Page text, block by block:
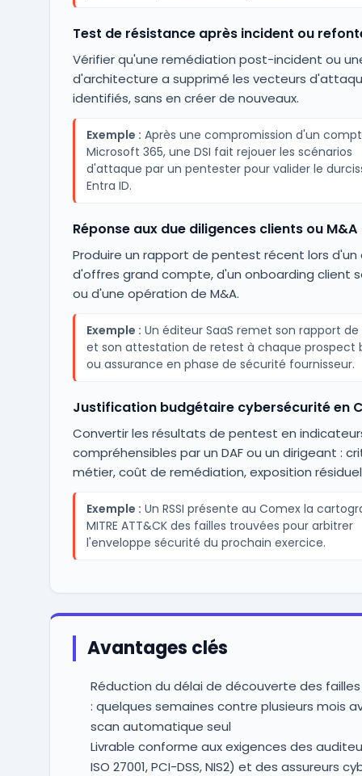
Test de résistance après incident ou
Vérifier qu'une remédiation post-incident ou
d'architecture a supprimé les vecteurs
identifiés, sans en créer de nouveaux.
Exemple : Après une compromission d'un
Microsoft 365, une DSI fait rejouer les scénarios
d'attaque par un pentester pour valider le
Entra ID.
Réponse aux due diligences clients ou M&A
Produire un rapport de pentest récent lors d'un
d'offres grand compte, d'un onboarding client
ou d'une opération de M&A.
Exemple : Un éditeur SaaS remet son rapport
et son attestation de retest à chaque prospect
ou assurance en phase de sécurité fournisseur.
Justification budgétaire cybersécurité en
Convertir les résultats de pentest en
compréhensibles par un DAF ou un dirigeant :
métier, coût de remédiation, exposition
Exemple : Un RSSI présente au Comex la
MITRE ATT&CK des failles trouvées pour arbitrer
l'enveloppe sécurité du prochain exercice.
Avantages clés
Réduction du délai de découverte des
: quelques semaines contre plusieurs mois
scan automatique seul
Livrable conforme aux exigences des
ISO 27001, PCI-DSS, NIS2) et des assureurs